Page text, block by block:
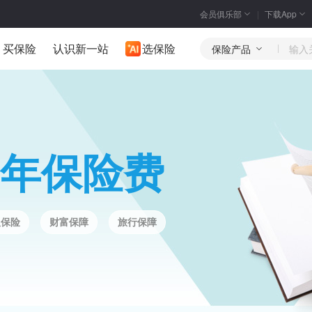
会员俱乐部 下载App
买保险 认识新一站 选保险 保险产品
保险费
险 财富保障 旅行保障